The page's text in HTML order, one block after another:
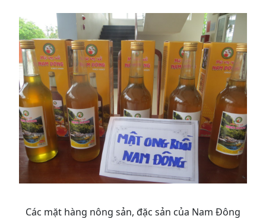
Các mặt hàng nông sản, đặc sản của Nam Đông